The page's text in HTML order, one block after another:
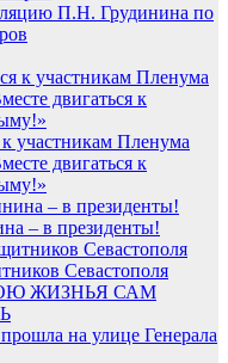
П.Н. Грудинина по
участникам Пленума
двигаться к
– в президенты!
Севастополя
Я САМ